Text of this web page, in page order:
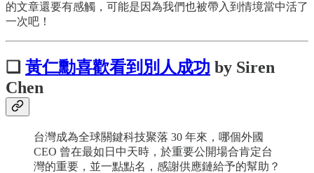
的文章還要有感觸，可能是因為我們也被帶入到情境當中活了
一次吧！
❏ 黃仁勳喜歡看到別人成功 by Siren
Chen
台灣成為全球關鍵科技聚落 30 年來，哪個外國
CEO 曾在最如日中天時，於重要公開場合肯定台
灣的重要，並一點點名，感謝供應鏈給予的幫助？